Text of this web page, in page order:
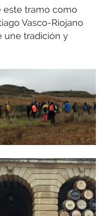
este tramo como
Vasco-Riojano
une tradición y